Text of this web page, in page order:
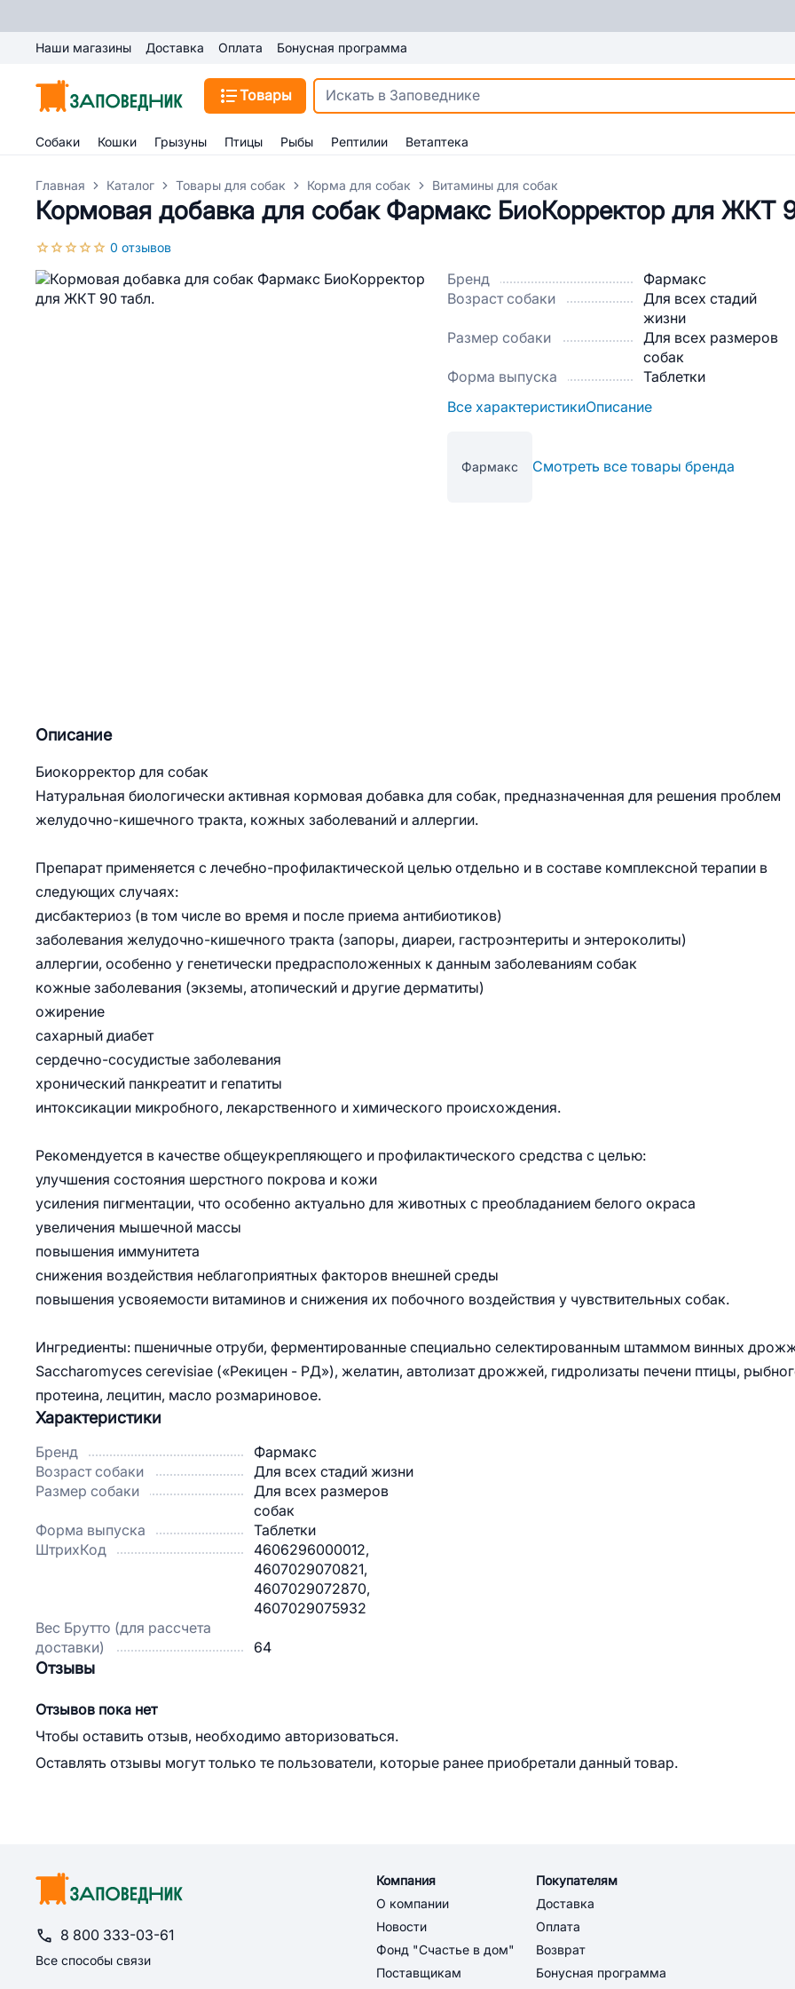
Наши магазины Доставка Оплата Бонусная программа
Товары
Собаки Кошки Грызуны Птицы Рыбы Рептилии Ветаптека
Главная Каталог Товары для собак Корма для собак Витамины для собак
Кормовая добавка для собак Фармакс БиоКорректор для ЖКТ
0 отзывов
Бренд
Фармакс
Возраст собаки
Для всех стадий
жизни
Размер собаки
Для всех размеров
собак
Форма выпуска
Таблетки
Все характеристикиОписание
Фармакс Смотреть все товары бренда
Описание
Биокорректор для собак
Натуральная биологически активная кормовая добавка для собак, предназначенная для решения проблем
желудочно-кишечного тракта, кожных заболеваний и аллергии.
Препарат применяется с лечебно-профилактической целью отдельно и в составе комплексной терапии в
следующих случаях:
дисбактериоз (в том числе во время и после приема антибиотиков)
заболевания желудочно-кишечного тракта (запоры, диареи, гастроэнтериты и энтероколиты)
аллергии, особенно у генетически предрасположенных к данным заболеваниям собак
кожные заболевания (экземы, атопический и другие дерматиты)
ожирение
сахарный диабет
сердечно-сосудистые заболевания
хронический панкреатит и гепатиты
интоксикации микробного, лекарственного и химического происхождения.
Рекомендуется в качестве общеукрепляющего и профилактического средства с целью:
улучшения состояния шерстного покрова и кожи
усиления пигментации, что особенно актуально для животных с преобладанием белого окраса
увеличения мышечной массы
повышения иммунитета
снижения воздействия неблагоприятных факторов внешней среды
повышения усвояемости витаминов и снижения их побочного воздействия у чувствительных собак.
Ингредиенты: пшеничные отруби, ферментированные специально селектированным штаммом винных
Saccharomyces cerevisiae («Рекицен - РД»), желатин, автолизат дрожжей, гидролизаты печени птицы,
протеина, лецитин, масло розмариновое.
Характеристики
Бренд
Фармакс
Возраст собаки
Для всех стадий жизни
Размер собаки
Для всех размеров
собак
Форма выпуска
Таблетки
ШтрихКод
4606296000012,
4607029070821,
4607029072870,
4607029075932
Вес Брутто (для рассчета
доставки)
64
Отзывы
Отзывов пока нет
Чтобы оставить отзыв, необходимо авторизоваться.
Оставлять отзывы могут только те пользователи, которые ранее приобретали данный товар.
8 800 333-03-61
Все способы связи
Компания
О компании
Новости
Фонд "Счастье в дом"
Поставщикам
Покупателям
Доставка
Оплата
Возврат
Бонусная программа